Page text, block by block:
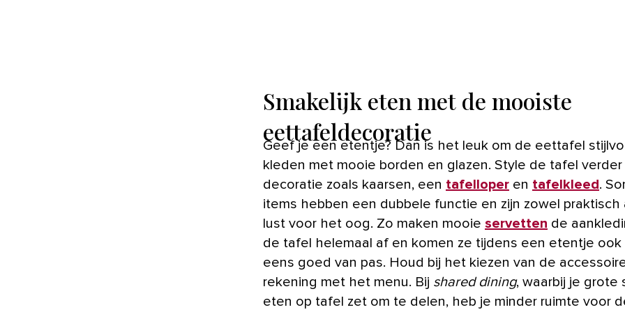
Smakelijk eten met de mooiste
eettafeldecoratie
Geef je een etentje? Dan is het leuk om de eettafel
kleden met mooie borden en glazen. Style de tafel
decoratie zoals kaarsen, een tafelloper en tafelkleed.
items hebben een dubbele functie en zijn zowel praktisch
lust voor het oog. Zo maken mooie servetten de
de tafel helemaal af en komen ze tijdens een etentje ook
eens goed van pas. Houd bij het kiezen van de
rekening met het menu. Bij shared dining, waarbij je grote
eten op tafel zet om te delen, heb je minder ruimte voor